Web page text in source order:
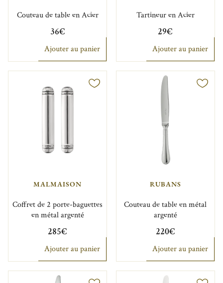
Couteau de table en Acier
36€
Ajouter au panier
Tartineur en Acier
29€
Ajouter au panier
MALMAISON
Coffret de 2 porte-baguettes
en métal argenté
285€
Ajouter au panier
RUBANS
Couteau de table en métal
argenté
220€
Ajouter au panier